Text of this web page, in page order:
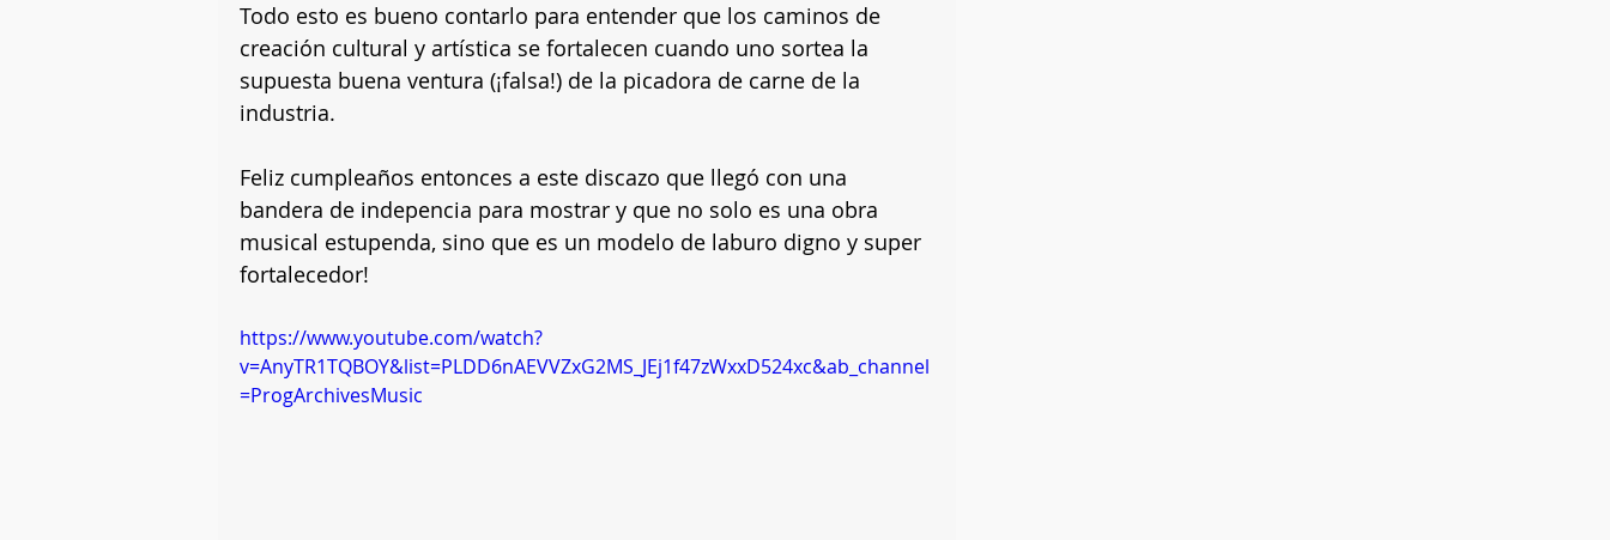
Todo esto es bueno contarlo para entender que los caminos de
creación cultural y artística se fortalecen cuando uno sortea la
supuesta buena ventura (¡falsa!) de la picadora de carne de la
industria.
Feliz cumpleaños entonces a este discazo que llegó con una
bandera de indepencia para mostrar y que no solo es una obra
musical estupenda, sino que es un modelo de laburo digno y super
fortalecedor!
https://www.youtube.com/watch?
v=AnyTR1TQBOY&list=PLDD6nAEVVZxG2MS_JEj1f47zWxxD524xc&ab_channel
=ProgArchivesMusic